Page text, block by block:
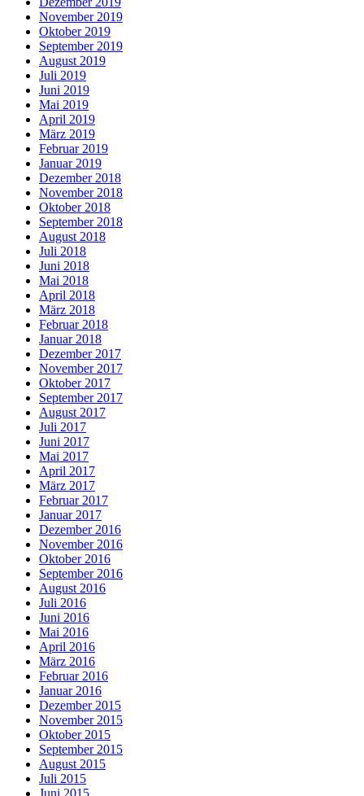
November 2019
Oktober 2019
September 2019
August 2019
Juli 2019
Juni 2019
Mai 2019
April 2019
März 2019
Februar 2019
Januar 2019
Dezember 2018
November 2018
Oktober 2018
September 2018
August 2018
Juli 2018
Juni 2018
Mai 2018
April 2018
März 2018
Februar 2018
Januar 2018
Dezember 2017
November 2017
Oktober 2017
September 2017
August 2017
Juli 2017
Juni 2017
Mai 2017
April 2017
März 2017
Februar 2017
Januar 2017
Dezember 2016
November 2016
Oktober 2016
September 2016
August 2016
Juli 2016
Juni 2016
Mai 2016
April 2016
März 2016
Februar 2016
Januar 2016
Dezember 2015
November 2015
Oktober 2015
September 2015
August 2015
Juli 2015
Juni 2015